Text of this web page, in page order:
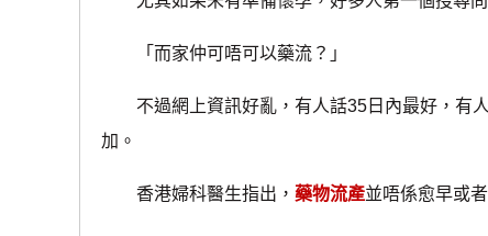
「而家仲可唔可以藥流？」
不過網上資訊好亂，有人話35日內最好，有人
加。
香港婦科醫生指出， 藥物流產並唔係愈早或